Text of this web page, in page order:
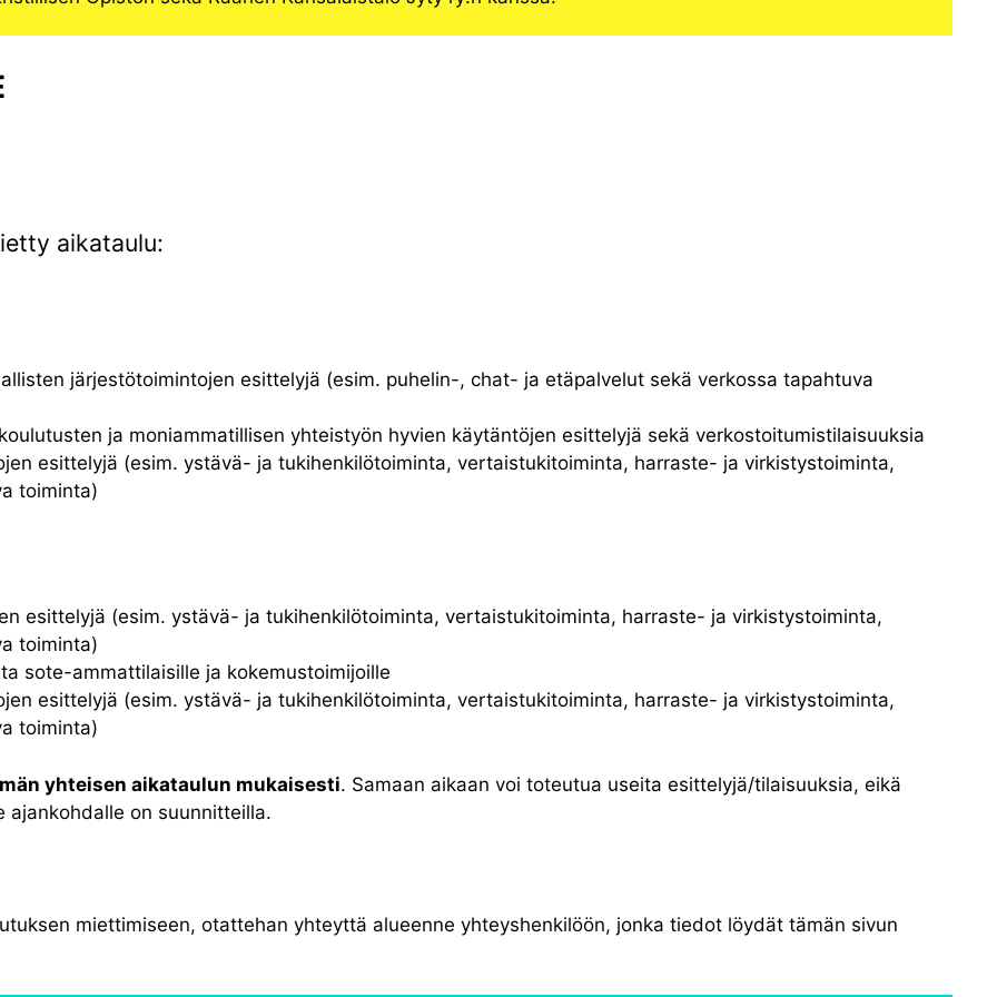
aikataulu:
järjestötoimintojen esittelyjä (esim. puhelin-, chat- ja etäpalvelut sekä verkossa tapahtuva
ja moniammatillisen yhteistyön hyvien käytäntöjen esittelyjä sekä verkostoitumistilaisuuksia
esittelyjä (esim. ystävä- ja tukihenkilötoiminta, vertaistukitoiminta, harraste- ja virkistystoiminta,
toiminta)
esittelyjä (esim. ystävä- ja tukihenkilötoiminta, vertaistukitoiminta, harraste- ja virkistystoiminta,
toiminta)
sote-ammattilaisille ja kokemustoimijoille
esittelyjä (esim. ystävä- ja tukihenkilötoiminta, vertaistukitoiminta, harraste- ja virkistystoiminta,
toiminta)
yhteisen aikataulun mukaisesti. Samaan aikaan voi toteutua useita esittelyjä/tilaisuuksia, eikä
on suunnitteilla.
miettimiseen, otattehan yhteyttä alueenne yhteyshenkilöön, jonka tiedot löydät tämän sivun